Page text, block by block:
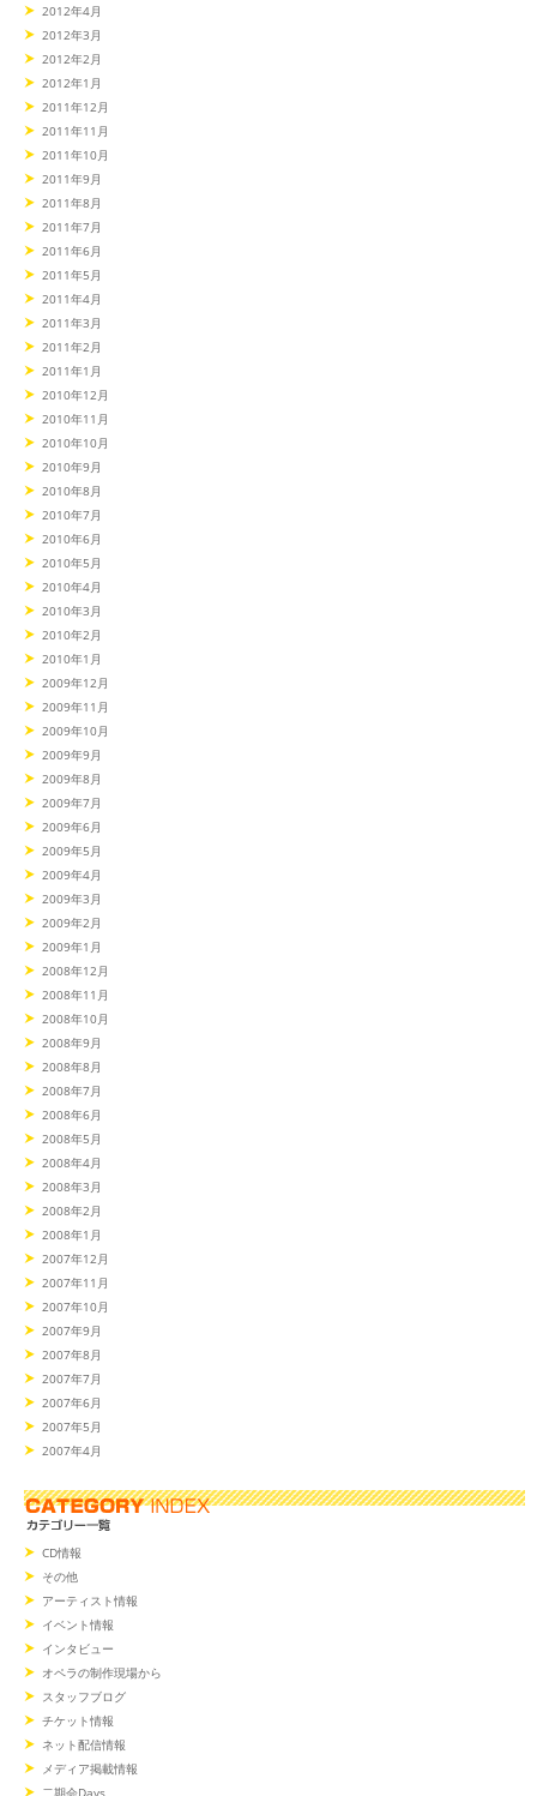
2012年4月
2012年3月
2012年2月
2012年1月
2011年12月
2011年11月
2011年10月
2011年9月
2011年8月
2011年7月
2011年6月
2011年5月
2011年4月
2011年3月
2011年2月
2011年1月
2010年12月
2010年11月
2010年10月
2010年9月
2010年8月
2010年7月
2010年6月
2010年5月
2010年4月
2010年3月
2010年2月
2010年1月
2009年12月
2009年11月
2009年10月
2009年9月
2009年8月
2009年7月
2009年6月
2009年5月
2009年4月
2009年3月
2009年2月
2009年1月
2008年12月
2008年11月
2008年10月
2008年9月
2008年8月
2008年7月
2008年6月
2008年5月
2008年4月
2008年3月
2008年2月
2008年1月
2007年12月
2007年11月
2007年10月
2007年9月
2007年8月
2007年7月
2007年6月
2007年5月
2007年4月
CD情報
その他
アーティスト情報
イベント情報
インタビュー
オペラの制作現場から
スタッフブログ
チケット情報
ネット配信情報
メディア掲載情報